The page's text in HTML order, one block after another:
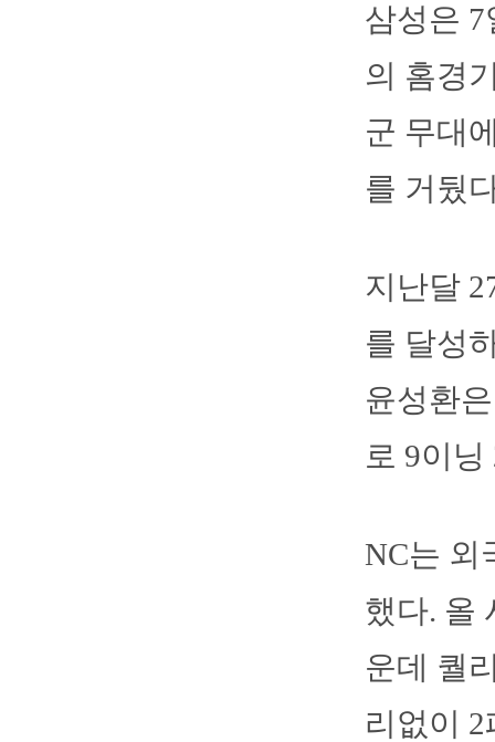
삼성은
의 홈경
군 무대
를 거뒀
지난달
를 달성
윤성환
로 9이
NC는 외
했다. 올
운데 퀄
리없이